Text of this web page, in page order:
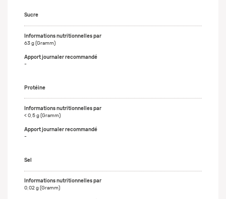
Sucre
63 g (Gramm)
-
Protéine
< 0,5 g (Gramm)
-
Sel
0,02 g (Gramm)